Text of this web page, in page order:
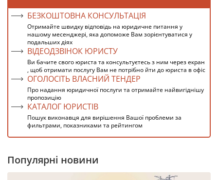
БЕЗКОШТОВНА КОНСУЛЬТАЦІЯ
Отримайте швидку відповідь на юридичне питання у
нашому месенджері, яка допоможе Вам зорієнтуватися у
подальших діях
ВІДЕОДЗВІНОК ЮРИСТУ
Ви бачите свого юриста та консультуєтесь з ним через екран
, щоб отримати послугу Вам не потрібно йти до юриста в офіс
ОГОЛОСІТЬ ВЛАСНИЙ ТЕНДЕР
Про надання юридичної послуги та отримайте найвигіднішу
пропозицію
КАТАЛОГ ЮРИСТІВ
Пошук виконавця для вирішення Вашої проблеми за
фильтрами, показниками та рейтингом
Популярні новини